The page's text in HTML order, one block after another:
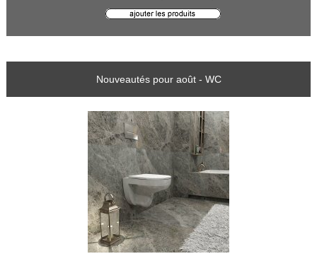
Nouveautés pour août - WC